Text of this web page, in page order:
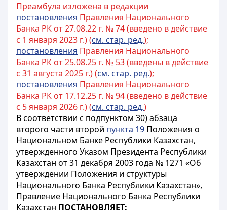
Преамбула изложена в редакции
постановления Правления Национального
Банка РК от 27.08.22 г. № 74 (введено в действие
с 1 января 2023 г.) (см. стар. ред.);
постановления Правления Национального
Банка РК от 25.08.25 г. № 53 (введены в действие
с 31 августа 2025 г.) (см. стар. ред.);
постановления Правления Национального
Банка РК от 17.12.25 г. № 94 (введено в действие
с 5 января 2026 г.) (см. стар. ред.)
В соответствии с подпунктом 30) абзаца
второго части второй пункта 19 Положения о
Национальном Банке Республики Казахстан,
утвержденного Указом Президента Республики
Казахстан от 31 декабря 2003 года № 1271 «Об
утверждении Положения и структуры
Национального Банка Республики Казахстан»,
Правление Национального Банка Республики
Казахстан ПОСТАНОВЛЯЕТ: